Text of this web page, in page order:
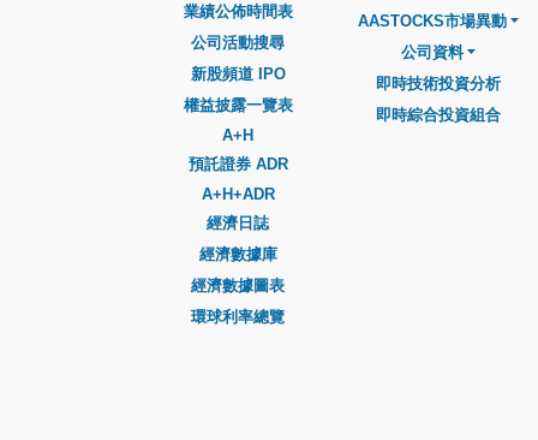
業績公佈時間表
公司活動搜尋
新股頻道 IPO
權益披露一覽表
A+H
預託證券 ADR
A+H+ADR
經濟日誌
經濟數據庫
經濟數據圖表
環球利率總覽
AASTOCKS市場異動
公司資料
即時技術投資分析
即時綜合投資組合